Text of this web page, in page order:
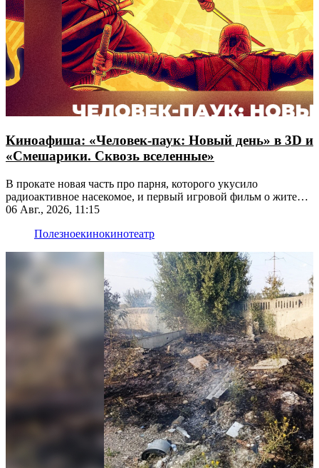
Киноафиша: «Человек-паук: Новый день» в 3D и
«Смешарики. Сквозь вселенные»
В прокате новая часть про парня, которого укусило
радиоактивное насекомое, и первый игровой фильм о жителях
Ромашковой долины
06 Авг., 2026, 11:15
Полезноекинокинотеатр